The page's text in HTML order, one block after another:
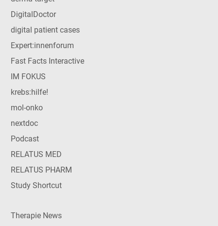
DigitalDoctor
digital patient cases
Expert:innenforum
Fast Facts Interactive
IM FOKUS
krebs:hilfe!
mol-onko
nextdoc
Podcast
RELATUS MED
RELATUS PHARM
Study Shortcut
Therapie News